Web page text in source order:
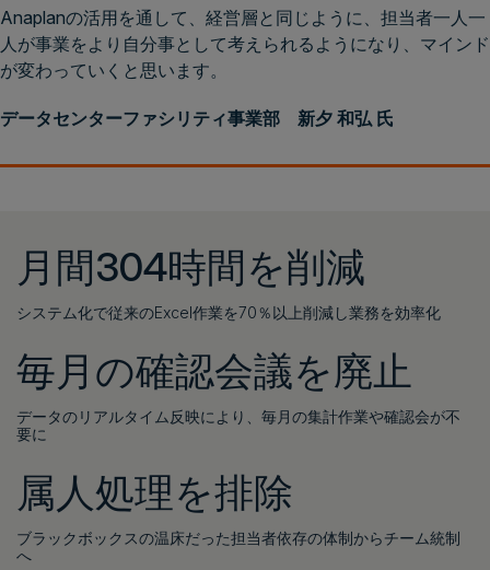
Anaplanの活用を通して、経営層と同じように、担当者一人一
人が事業をより自分事として考えられるようになり、マインド
が変わっていくと思います。
データセンターファシリティ事業部 新夕 和弘 氏
月間304時間を削減
システム化で従来のExcel作業を70％以上削減し業務を効率化
毎月の確認会議を廃止
データのリアルタイム反映により、毎月の集計作業や確認会が不
要に
属人処理を排除
ブラックボックスの温床だった担当者依存の体制からチーム統制
へ